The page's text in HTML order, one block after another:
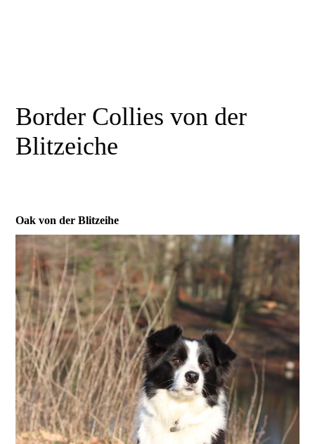
Border Collies von der
Blitzeiche
Oak von der Blitzeihe